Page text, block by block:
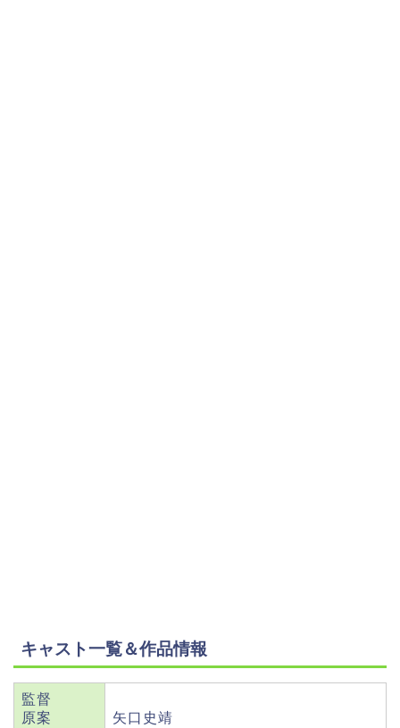
キャスト一覧＆作品情報
監督
原案
矢口史靖